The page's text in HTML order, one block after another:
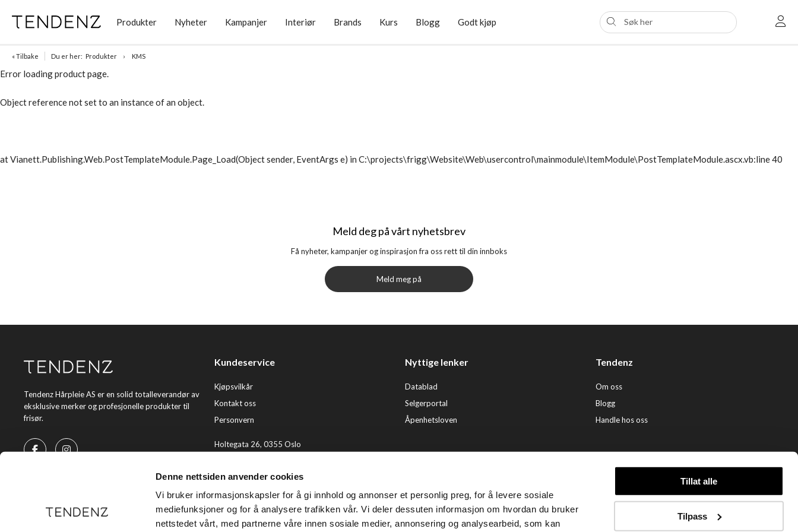
Denne nettsiden anvender cookies
Vi bruker informasjonskapsler for å gi innhold og annonser et personlig preg, for å levere sosiale
mediefunksjoner og for å analysere trafikken vår. Vi deler dessuten informasjon om hvordan du bruker
nettstedet vårt, med partnerne våre innen sosiale medier, annonsering og analysearbeid, som kan
Tillat alle
Tilpass
Produkter Nyheter Kampanjer Interiør Brands Kurs Blogg Godt kjøp
« Tilbake Du er her: Produkter KMS
Error loading product page.
Object reference not set to an instance of an object.
at Vianett.Publishing.Web.PostTemplateModule.Page_Load(Object sender, EventArgs e) in C:\projects\frigg\Website\Web\usercontrol\mainmodule\ItemModule\PostTemplateModule.ascx.vb:line 40
Meld deg på vårt nyhetsbrev
Få nyheter, kampanjer og inspirasjon fra oss rett til din innboks
Meld meg på
Tendenz Hårpleie AS er en solid totalleverandør av
eksklusive merker og profesjonelle produkter til
frisør.
Kundeservice
Kjøpsvilkår
Kontakt oss
Personvern
Holtegata 26, 0355 Oslo
E-post:kundeservice@tendenz.net
Nyttige lenker
Datablad
Selgerportal
Åpenhetsloven
Tendenz
Om oss
Blogg
Handle hos oss
© Tendenz Hårpleie AS (org. nr. 948 341 662) |Nettbutikk levert av Kréatif